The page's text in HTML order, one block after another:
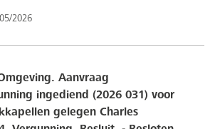
2026
Aanvraag
ingediend (2026 031) voor
gelegen Charles